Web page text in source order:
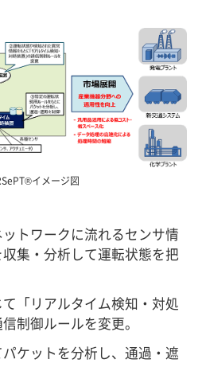
イメージ図
トワークに流れるセンサ情
集・分析して運転状態を把
「リアルタイム検知・対処
制御ルールを変更。
ケットを分析し、通過・遮